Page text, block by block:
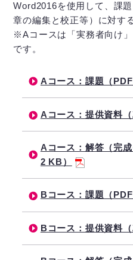
Word2016を使用して、課
章の編集と校正等）に対す
※Aコースは「実務者向け
です。
Aコース：課題（PDF
Aコース：提供資料
Aコース：解答（完
2 KB）
Bコース：課題（
Bコース：提供資料